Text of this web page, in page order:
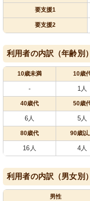
要支援1
要支援2
利用者の内訳（年齢別）
10歳未満 10歳
- 1人
40歳代 50歳
6人 5人
80歳代 90歳以
16人 4人
利用者の内訳（男女別）
男性